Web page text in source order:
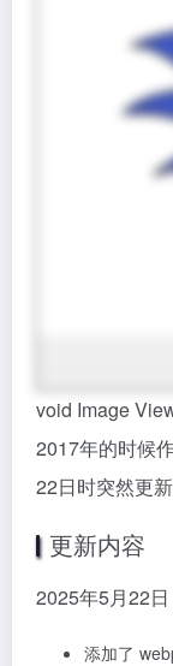
void Image
2017年的时候
22日时突然更
更新内容
2025年5月22
添加了